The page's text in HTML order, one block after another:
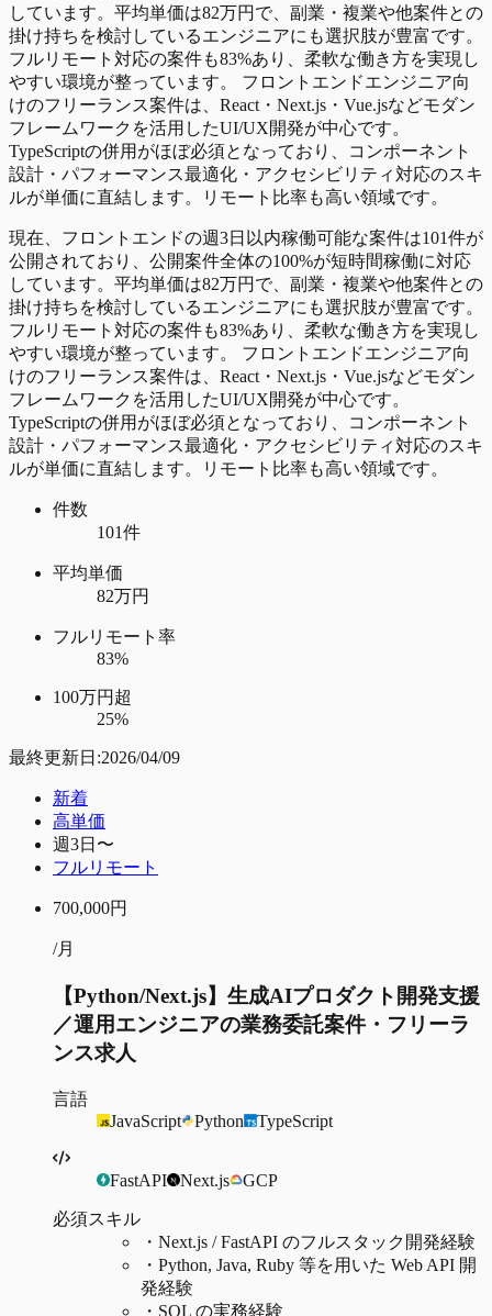
しています。平均単価は82万円で、副業・複業や他案件との
掛け持ちを検討しているエンジニアにも選択肢が豊富です。
フルリモート対応の案件も83%あり、柔軟な働き方を実現し
やすい環境が整っています。 フロントエンドエンジニア向
けのフリーランス案件は、React・Next.js・Vue.jsなどモダン
フレームワークを活用したUI/UX開発が中心です。
TypeScriptの併用がほぼ必須となっており、コンポーネント
設計・パフォーマンス最適化・アクセシビリティ対応のスキ
ルが単価に直結します。リモート比率も高い領域です。
現在、フロントエンドの週3日以内稼働可能な案件は101件が
公開されており、公開案件全体の100%が短時間稼働に対応
しています。平均単価は82万円で、副業・複業や他案件との
掛け持ちを検討しているエンジニアにも選択肢が豊富です。
フルリモート対応の案件も83%あり、柔軟な働き方を実現し
やすい環境が整っています。 フロントエンドエンジニア向
けのフリーランス案件は、React・Next.js・Vue.jsなどモダン
フレームワークを活用したUI/UX開発が中心です。
TypeScriptの併用がほぼ必須となっており、コンポーネント
設計・パフォーマンス最適化・アクセシビリティ対応のスキ
ルが単価に直結します。リモート比率も高い領域です。
件数
101件
平均単価
82万円
フルリモート率
83%
100万円超
25%
最終更新日:2026/04/09
新着
高単価
週3日〜
フルリモート
700,000円
/月
【Python/Next.js】生成AIプロダクト開発支援
／運用エンジニアの業務委託案件・フリーラ
ンス求人
言語
JavaScript
Python TypeScript
FastAPI Next.js GCP
必須スキル
・ Next.js / FastAPI のフルスタック開発経験
・ Python, Java, Ruby 等を用いた Web API 開
発経験
・ SQL の実務経験